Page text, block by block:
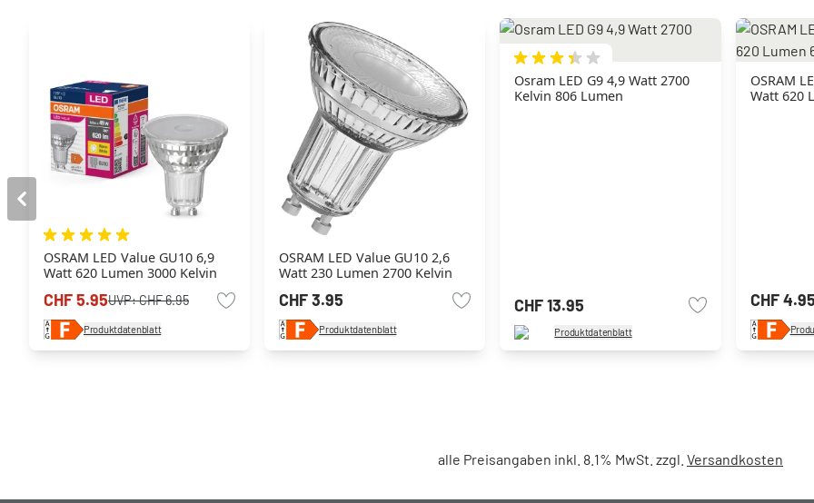
OSRAM LED Value GU10 6,9
Watt 620 Lumen 3000 Kelvin
CHF 5.95UVP:CHF 6.95
Produktdatenblatt
OSRAM LED Value GU10 2,6
Watt 230 Lumen 2700 Kelvin
CHF 3.95
Produktdatenblatt
Osram LED G9 4,9 Watt 2700
Kelvin 806 Lumen
CHF 13.95
Produktdatenblatt
OSRAM
Watt 620
CHF 4.95
alle Preisangaben inkl. 8.1% MwSt. zzgl. Versandkosten